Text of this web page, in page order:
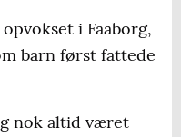
i Faaborg,
barn først fattede
nok altid været